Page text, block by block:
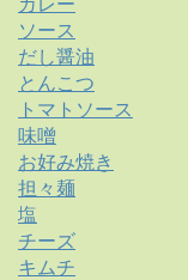
ソース
だし醤油
とんこつ
トマトソース
味噌
お好み焼き
担々麺
塩
チーズ
キムチ